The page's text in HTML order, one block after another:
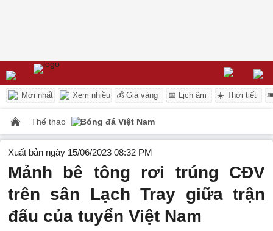
Mới nhất Xem nhiều 💰 Giá vàng 📅 Lịch âm ☀️ Thời tiết
Thể thao Bóng đá Việt Nam
Xuất bản ngày 15/06/2023 08:32 PM
Mảnh bê tông rơi trúng CĐV
trên sân Lạch Tray giữa trận
đấu của tuyển Việt Nam